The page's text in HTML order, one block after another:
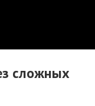
сложных